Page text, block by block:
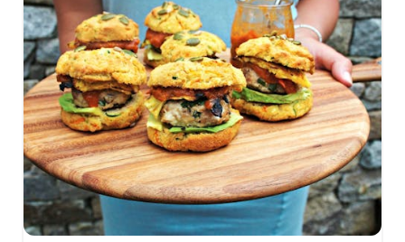
Buschwanderungen in Sydneys Hafen-
Nationalparks, Kochen im heimischen Zuhause,
Reisefotografie-Kurse mit einem lokalen Fotografen
oder die Erkundung der privaten Kunstgalerien der
Stadt mit einem lokalen Kunstexperten. Besucher
können an atemberaubenden Orten Sydneys mit
sachkundigen und freundlichen Local Eyes-
Gastgebern surfen, SUP fahren, schwimmen,
schnorcheln, Kajak fahren oder Yoga praktizieren.
Französisch- und chinesischsprachige Gastgeber
sind ebenfalls verfügbar. Alle Touren finden in